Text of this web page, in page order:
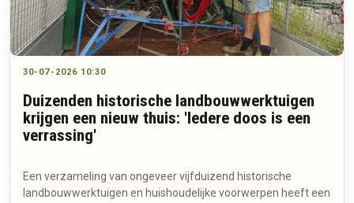
30-07-2026 10:30
Duizenden historische landbouwwerktuigen
krijgen een nieuw thuis: 'Iedere doos is een
verrassing'
Een verzameling van ongeveer vijfduizend historische
landbouwwerktuigen en huishoudelijke voorwerpen heeft een